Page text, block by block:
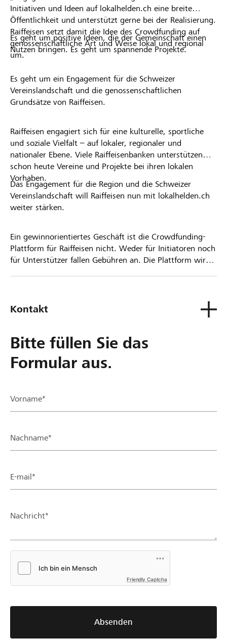
Initiativen und Ideen auf lokalhelden.ch eine breite
Öffentlichkeit und unterstützt gerne bei der Realisierung.
Raiffeisen setzt damit die Idee des Crowdfunding auf
genossenschaftliche Art und Weise lokal und regional
um.
Es geht um positive Ideen, die der Gemeinschaft einen
Nutzen bringen. Es geht um spannende Projekte.
Es geht um ein Engagement für die Schweizer
Vereinslandschaft und die genossenschaftlichen
Grundsätze von Raiffeisen.
Raiffeisen engagiert sich für eine kulturelle, sportliche
und soziale Vielfalt – auf lokaler, regionaler und
nationaler Ebene. Viele Raiffeisenbanken unterstützen
schon heute Vereine und Projekte bei ihren lokalen
Vorhaben.
Das Engagement für die Region und die Schweizer
Vereinslandschaft will Raiffeisen nun mit lokalhelden.ch
weiter stärken.
Ein gewinnorientiertes Geschäft ist die Crowdfunding-
Plattform für Raiffeisen nicht. Weder für Initiatoren noch
für Unterstützer fallen Gebühren an. Die Plattform wird
Kontakt
Bitte füllen Sie das
Formular aus.
Vorname*
Nachname*
E-mail*
Nachricht*
Friendly Captcha
Absenden